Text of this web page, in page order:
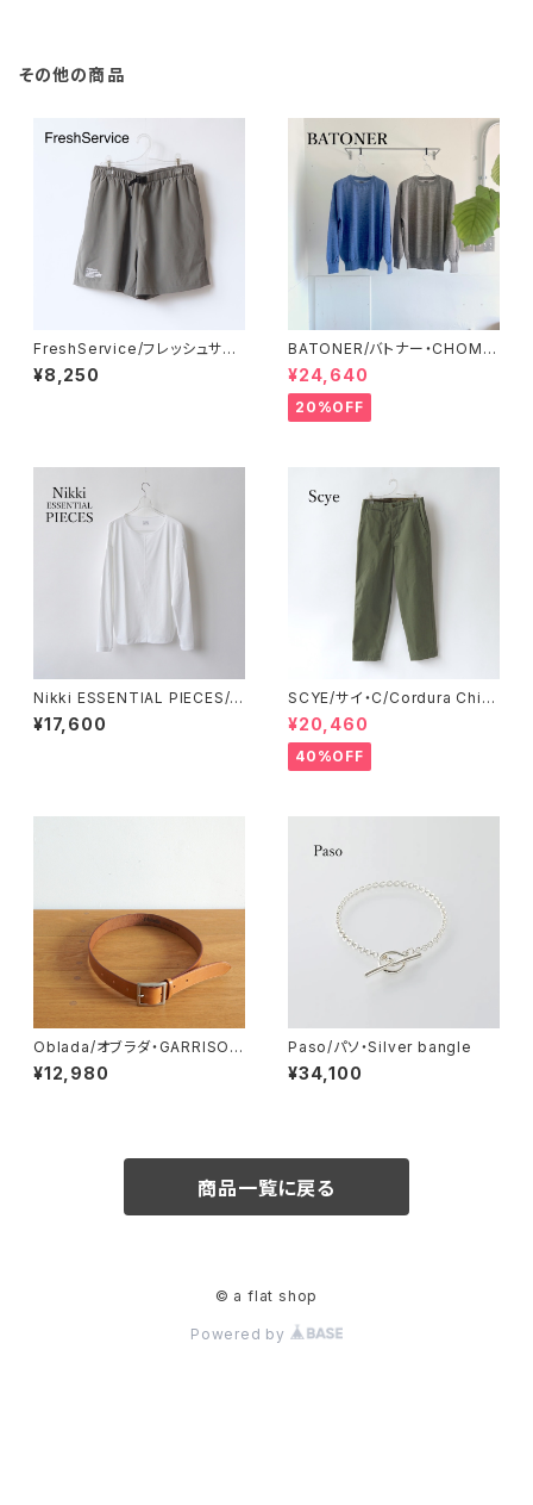
その他の商品
FreshService/フレッシュサー
ビス・ALL WEATHER SHORT
S
¥8,250
BATONER/バトナー・CHOMA
CREW NECK
¥24,640
20%OFF
Nikki ESSENTIAL PIECES/ニ
ッキエッセンシャルピーシーズ・
Super Twist Circular Rib L
¥17,600
SCYE/サイ・C/Cordura Chin
o Military Pants
¥20,460
40%OFF
Oblada/オブラダ・GARRISON
BELT MINI <30mm>
¥12,980
Paso/パソ・Silver bangle
¥34,100
商品一覧に戻る
© a flat shop
Powered by